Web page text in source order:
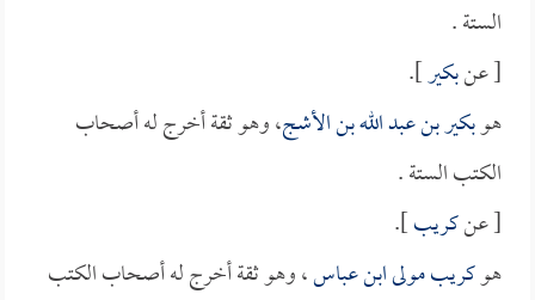
الستة .
[ عنبكير].
هوبكير بن عبد الله بن الأشج، وهو ثقة أخرج له أصحاب
الكتب الستة .
[ عنكريب].
هوكريب مولى ابن عباس، وهو ثقة أخرج له أصحاب الكتب